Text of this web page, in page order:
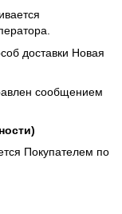
доставки Новая
сообщением
Покупателем по